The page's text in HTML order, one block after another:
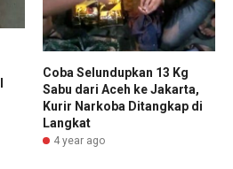
Coba Selundupkan 13 Kg
Sabu dari Aceh ke Jakarta,
Kurir Narkoba Ditangkap di
Langkat
4 year ago